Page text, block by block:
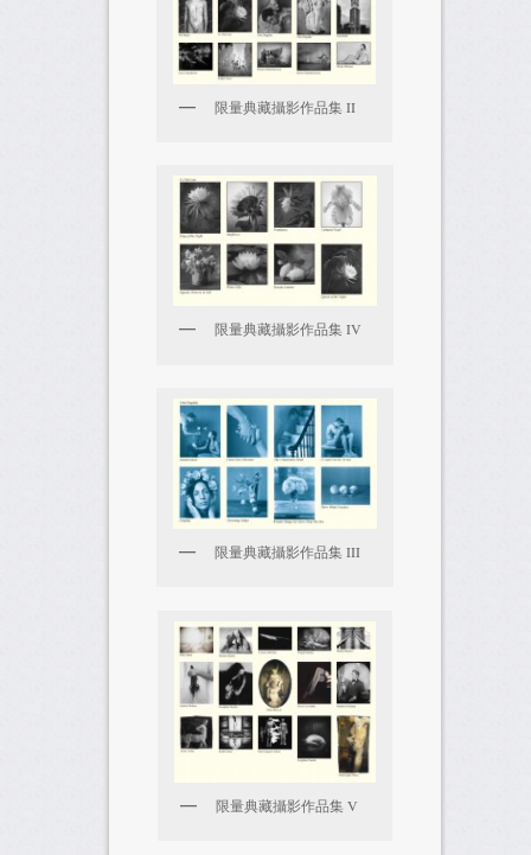
限量典藏攝影作品集 II
限量典藏攝影作品集 IV
限量典藏攝影作品集 III
限量典藏攝影作品集 V